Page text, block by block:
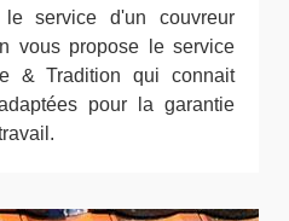
service d'un couvreur
vous propose le service
& Tradition qui connait
pour la garantie